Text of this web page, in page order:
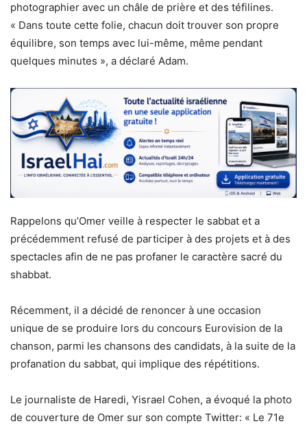
photographier avec un châle de prière et des téfilines.
« Dans toute cette folie, chacun doit trouver son propre
équilibre, son temps avec lui-même, même pendant
quelques minutes », a déclaré Adam.
Rappelons qu’Omer veille à respecter le sabbat et a
précédemment refusé de participer à des projets et à des
spectacles afin de ne pas profaner le caractère sacré du
shabbat.
Récemment, il a décidé de renoncer à une occasion
unique de se produire lors du concours Eurovision de la
chanson, parmi les chansons des candidats, à la suite de la
profanation du sabbat, qui implique des répétitions.
Le journaliste de Haredi, Yisrael Cohen, a évoqué la photo
de couverture de Omer sur son compte Twitter: « Le 71e